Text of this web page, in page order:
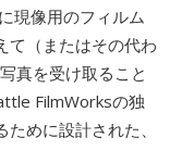
現像用のフィルム
て（またはその代わ
真を受け取ること
FilmWorksの独
めに設計された、